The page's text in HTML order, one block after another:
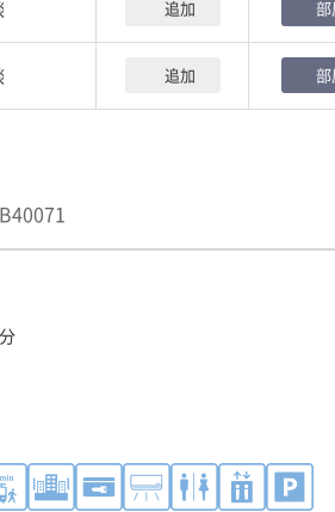
追加 部
追加 部